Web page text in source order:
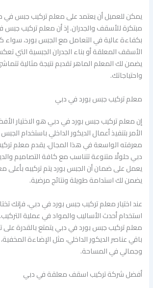
يمكن للعميل أن يعتمد على معلم تركيب جبس في
مبتكرة للأسقف والجدران. إذ أن معلم تركيب جبس
بكفاءة عالية في التعامل مع الجبس بورد، سواء
الأسقف المعلقة أو بناء الجدران الجبسية التي
يضمن لك المعلم الماهر تقديم نتيجة مثالية
واحتياجاتك.
معلم تركيب جبس بورد في دبي
إن معلم تركيب جبس بورد في دبي هو الاختيار
الأمر بتنفيذ أعمال الديكور الداخلي باستخدام
معرفته الواسعة في هذا المجال، يقدم معلم
دبي حلولًا متنوعة تتناسب مع كافة التصاميم
يعمل على ضمان أن الجبس بورد يتم تركيبه بأعلى
يضمن لك استدامة طويلة ونتائج مرضية.
عند اختيار معلم تركيب جبس بورد في دبي، فإنك
استخدام أحدث الأساليب والمواد في عملية
معلم تركيب جبس بورد في دبي يتمتع بالقدرة
باقي عناصر الديكور الداخلي، مثل الإضاءة
وجمالي في المساحة.
أفضل شركة تركيب اسقف معلقة في دبي